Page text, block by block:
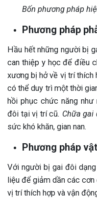
Bốn phương pháp
Phương pháp
Hầu hết những người bị
can thiệp y học để điều
xương bị hở về vị trí thích
có thể duy trì một thời
hồi phục chức năng
đôi tại vị trí cũ. Chữa gai
sức khó khăn, gian nan.
Phương pháp
Với người bị gai đôi
liệu để giảm dần các
vị trí thích hợp và vận